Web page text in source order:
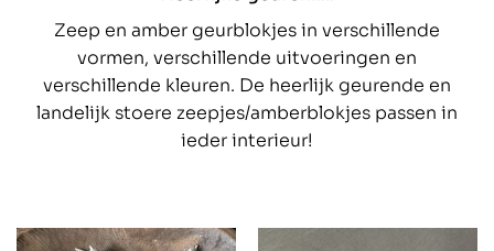
Zeep en amber geurblokjes in verschillende
vormen, verschillende uitvoeringen en
verschillende kleuren. De heerlijk geurende en
landelijk stoere zeepjes/amberblokjes passen in
ieder interieur!